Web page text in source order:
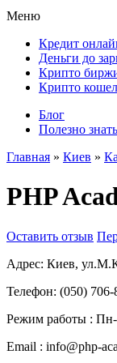
Меню
Кредит
Деньги до
Крипто
Крипто
Блог
Полезно знать
Главная » Киев »
PHP
Оставить отзыв
Адрес: Киев,
Телефон: (050) 706-
Режим работы : Пн-
Email : info@php-